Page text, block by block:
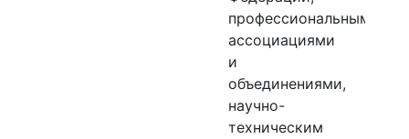
профессиональными
ассоциациями
и
объединениями,
научно-
техническим